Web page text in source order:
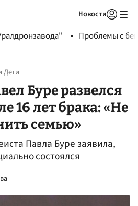
Новости
Проблемы с
Дети
Буре развелся
16 лет брака: «Не
семью»
Павла Буре заявила,
состоялся